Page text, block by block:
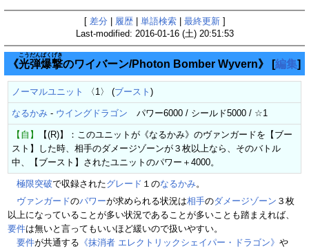
[ 差分 履歴| 単語検索| 最終更新]
Last-modified: 2016-01-16 (土) 20:51:53
《光弾爆撃
こうだんばくげき
のワイバーン/Photon Bomber Wyvern》 [編集]
ノーマルユニット 〈1〉 (ブースト )
なるかみ - ウイングドラゴン パワー6000 / シールド5000 / ☆1
【自】
【(R)】：このユニットが《なるかみ》のヴァンガードを【ブー
スト】した時、相手のダメージゾーンが３枚以上なら、そのバトル
中、【ブースト】されたユニットのパワー＋4000。
極限突破で収録されたグレード １のなるかみ。
ヴァンガードのパワーが求められる状況は相手のダメージゾーン ３枚
以上になっていることが多い状況であることが多いことも踏まえれば、
要件は無いと言ってもいいほど緩いので扱いやすい。
要件が共通する 《抹消者 エレクトリックシェイパー・ドラゴン》 や